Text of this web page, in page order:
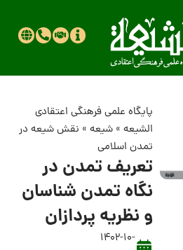
پایگاه علمی فرهنگی اعتقادی
الشیعه» شیعه» نقش شیعه در
تمدن اسلامی
تعریف تمدن در
نگاه تمدن شناسان
و نظریه پردازان
1402-10-